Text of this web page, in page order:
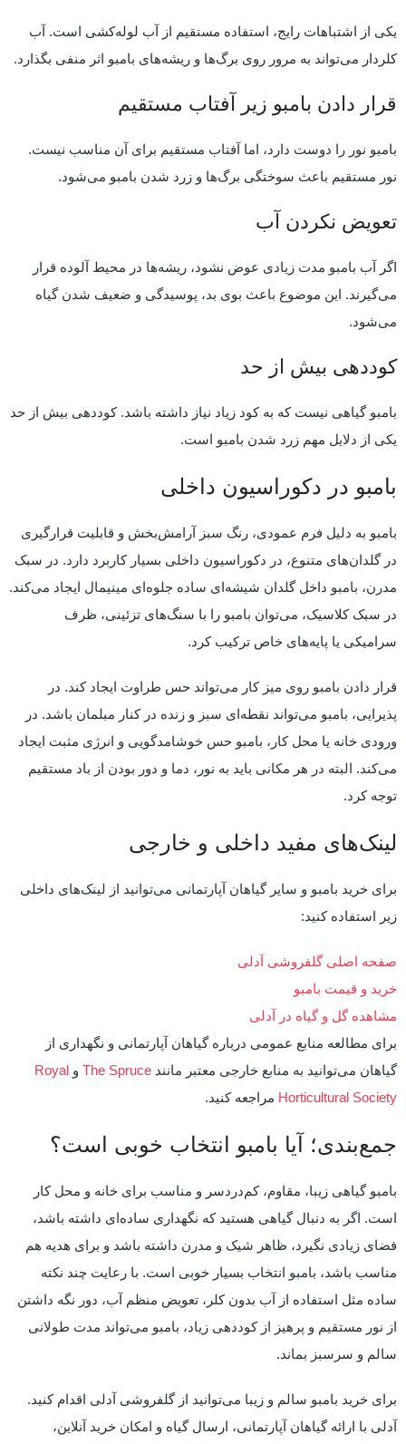
یکی از اشتباهات رایج، استفاده مستقیم از آب لوله‌کشی است. آب
کلردار می‌تواند به مرور روی برگ‌ها و ریشه‌های بامبو اثر منفی بگذارد.
قرار دادن بامبو زیر آفتاب مستقیم
بامبو نور را دوست دارد، اما آفتاب مستقیم برای آن مناسب نیست.
نور مستقیم باعث سوختگی برگ‌ها و زرد شدن بامبو می‌شود.
تعویض نکردن آب
اگر آب بامبو مدت زیادی عوض نشود، ریشه‌ها در محیط آلوده قرار
می‌گیرند. این موضوع باعث بوی بد، پوسیدگی و ضعیف شدن گیاه
می‌شود.
کوددهی بیش از حد
بامبو گیاهی نیست که به کود زیاد نیاز داشته باشد. کوددهی بیش از حد
یکی از دلایل مهم زرد شدن بامبو است.
بامبو در دکوراسیون داخلی
بامبو به دلیل فرم عمودی، رنگ سبز آرامش‌بخش و قابلیت قرارگیری
در گلدان‌های متنوع، در دکوراسیون داخلی بسیار کاربرد دارد. در سبک
مدرن، بامبو داخل گلدان شیشه‌ای ساده جلوه‌ای مینیمال ایجاد می‌کند.
در سبک کلاسیک، می‌توان بامبو را با سنگ‌های تزئینی، ظرف
سرامیکی یا پایه‌های خاص ترکیب کرد.
قرار دادن بامبو روی میز کار می‌تواند حس طراوت ایجاد کند. در
پذیرایی، بامبو می‌تواند نقطه‌ای سبز و زنده در کنار مبلمان باشد. در
ورودی خانه یا محل کار، بامبو حس خوشامدگویی و انرژی مثبت ایجاد
می‌کند. البته در هر مکانی باید به نور، دما و دور بودن از باد مستقیم
توجه کرد.
لینک‌های مفید داخلی و خارجی
برای خرید بامبو و سایر گیاهان آپارتمانی می‌توانید از لینک‌های داخلی
زیر استفاده کنید:
صفحه اصلی گلفروشی آدلی
خرید و قیمت بامبو
مشاهده گل و گیاه در آدلی
برای مطالعه منابع عمومی درباره گیاهان آپارتمانی و نگهداری از
گیاهان می‌توانید به منابع خارجی معتبر مانند The Spruce و Royal
Horticultural Society مراجعه کنید.
جمع‌بندی؛ آیا بامبو انتخاب خوبی است؟
بامبو گیاهی زیبا، مقاوم، کم‌دردسر و مناسب برای خانه و محل کار
است. اگر به دنبال گیاهی هستید که نگهداری ساده‌ای داشته باشد،
فضای زیادی نگیرد، ظاهر شیک و مدرن داشته باشد و برای هدیه هم
مناسب باشد، بامبو انتخاب بسیار خوبی است. با رعایت چند نکته
ساده مثل استفاده از آب بدون کلر، تعویض منظم آب، دور نگه داشتن
از نور مستقیم و پرهیز از کوددهی زیاد، بامبو می‌تواند مدت طولانی
سالم و سرسبز بماند.
برای خرید بامبو سالم و زیبا می‌توانید از گلفروشی آدلی اقدام کنید.
آدلی با ارائه گیاهان آپارتمانی، ارسال گیاه و امکان خرید آنلاین،